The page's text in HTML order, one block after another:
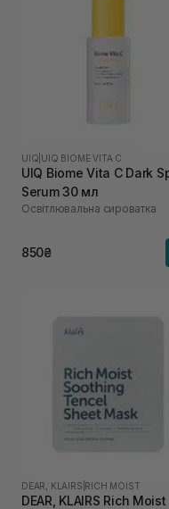
UIQ UIQ BIOME VITA C
UIQ Biome Vita C Dark
Serum 30 мл
Освітлювальна сироватка
850₴
DEAR, KLAIRS RICH MOIST
DEAR, KLAIRS Rich Moist